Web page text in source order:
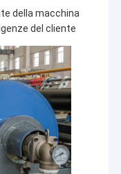
della macchina
del cliente